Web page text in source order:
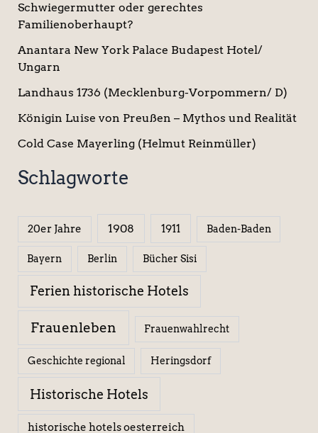
Schwiegermutter oder gerechtes
Familienoberhaupt?
Anantara New York Palace Budapest Hotel/
Ungarn
Landhaus 1736 (Mecklenburg-Vorpommern/ D)
Königin Luise von Preußen – Mythos und Realität
Cold Case Mayerling (Helmut Reinmüller)
Schlagworte
20er Jahre 1908 1911 Baden-Baden
Bayern Berlin Bücher Sisi
Ferien historische Hotels
Frauenleben Frauenwahlrecht
Geschichte regional Heringsdorf
Historische Hotels
historische hotels oesterreich